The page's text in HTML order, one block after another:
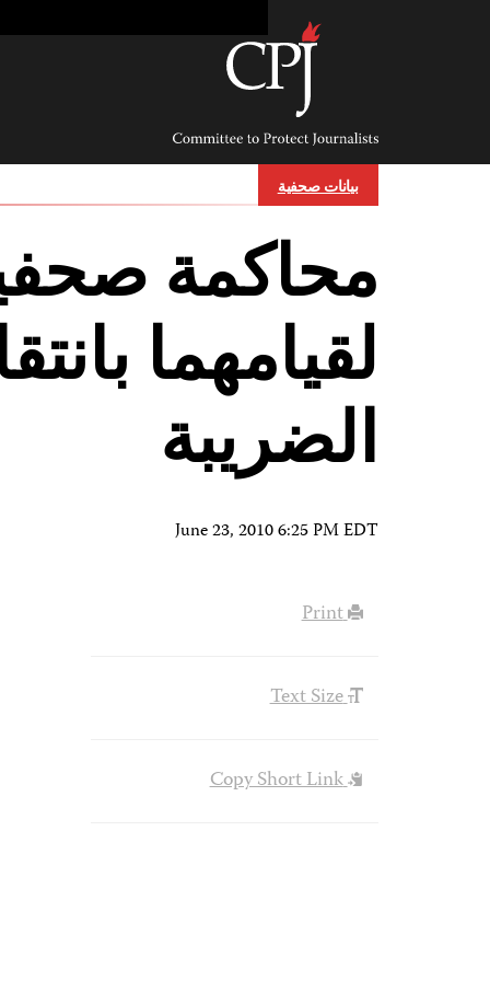
Committee
Protect
Journalists
بيانات صحفية
محاكمة
لقيامهما
الضريبة
June 23, 2010 6:25 PM EDT
Print
Text Size
Copy Short Link